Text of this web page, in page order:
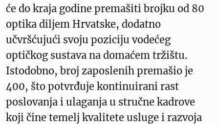
će do kraja godine premašiti brojku od 80
optika diljem Hrvatske, dodatno
učvršćujući svoju poziciju vodećeg
optičkog sustava na domaćem tržištu.
Istodobno, broj zaposlenih premašio je
400, što potvrđuje kontinuirani rast
poslovanja i ulaganja u stručne kadrove
koji čine temelj kvalitete usluge i razvoja